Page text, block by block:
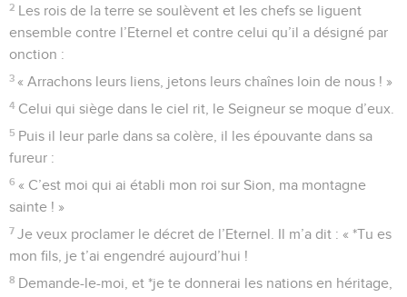
2 Les rois de la terre se soulèvent et les chefs se liguent
ensemble contre l’Eternel et contre celui qu’il a désigné par
onction :
3 « Arrachons leurs liens, jetons leurs chaînes loin de nous ! »
4 Celui qui siège dans le ciel rit, le Seigneur se moque d’eux.
5 Puis il leur parle dans sa colère, il les épouvante dans sa
fureur :
6 « C’est moi qui ai établi mon roi sur Sion, ma montagne
sainte ! »
7 Je veux proclamer le décret de l’Eternel. Il m’a dit : « *Tu es
mon fils, je t’ai engendré aujourd’hui !
8 Demande-le-moi, et *je te donnerai les nations en héritage,